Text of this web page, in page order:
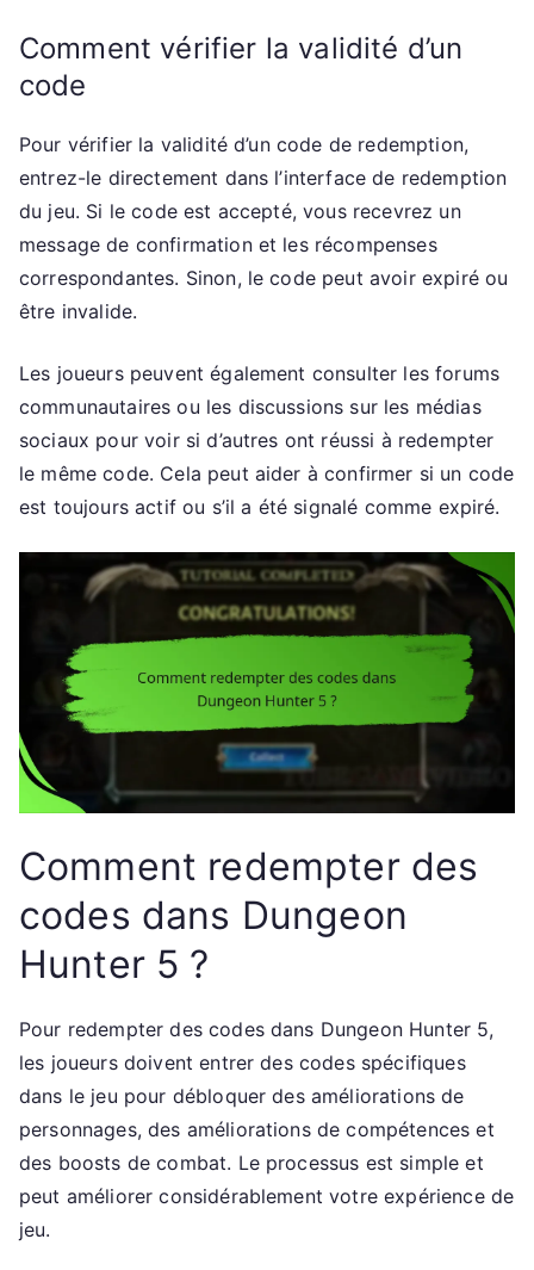
Comment vérifier la validité d’un
code
Pour vérifier la validité d’un code de redemption,
entrez-le directement dans l’interface de redemption
du jeu. Si le code est accepté, vous recevrez un
message de confirmation et les récompenses
correspondantes. Sinon, le code peut avoir expiré ou
être invalide.
Les joueurs peuvent également consulter les forums
communautaires ou les discussions sur les médias
sociaux pour voir si d’autres ont réussi à redempter
le même code. Cela peut aider à confirmer si un code
est toujours actif ou s’il a été signalé comme expiré.
Comment redempter des
codes dans Dungeon
Hunter 5 ?
Pour redempter des codes dans Dungeon Hunter 5,
les joueurs doivent entrer des codes spécifiques
dans le jeu pour débloquer des améliorations de
personnages, des améliorations de compétences et
des boosts de combat. Le processus est simple et
peut améliorer considérablement votre expérience de
jeu.